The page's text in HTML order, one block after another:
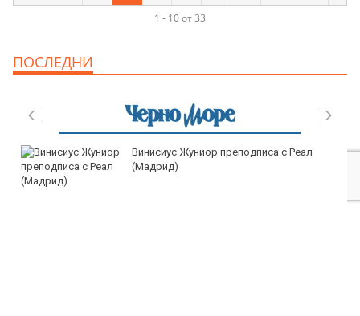
1 - 10 от 33
ПОСЛЕДНИ
Винисиус Жуниор преподписа с Реал
(Мадрид)